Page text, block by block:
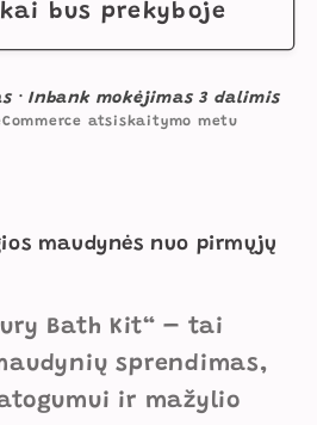
bus prekyboje
·Inbank mokėjimas 3 dalimis
atsiskaitymo metu
maudynės nuo pirmųjų
Bath Kit“ – tai
sprendimas,
ir mažylio